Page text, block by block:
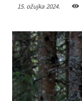
15. ožujka 2024.